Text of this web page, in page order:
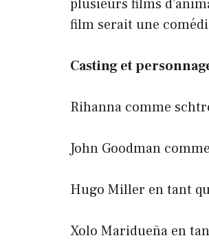
plusieurs films
film serait une
Casting et
Rihanna comme
John Goodman
Hugo Miller en tant
Xolo Maridueña en